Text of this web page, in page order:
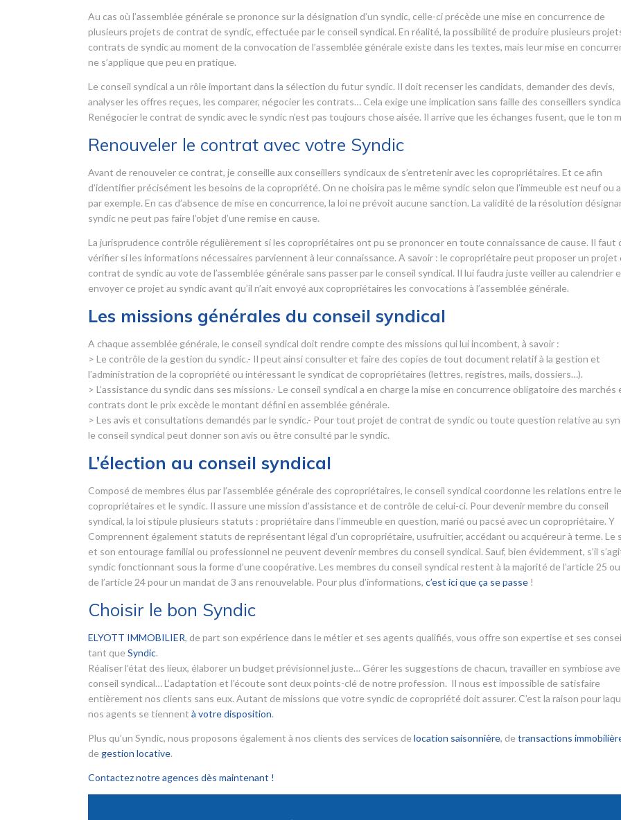
Au cas où l’assemblée générale se prononce sur la désignation d’un syndic, celle-ci précède une mise en concurrence de
plusieurs projets de contrat de syndic, effectuée par le conseil syndical. En réalité, la possibilité de produire plusieurs
contrats de syndic au moment de la convocation de l’assemblée générale existe dans les textes, mais leur mise en
ne s’applique que peu en pratique.
Le conseil syndical a un rôle important dans la sélection du futur syndic. Il doit recenser les candidats, demander des devis,
analyser les offres reçues, les comparer, négocier les contrats… Cela exige une implication sans faille des conseillers
Renégocier le contrat de syndic avec le syndic n’est pas toujours chose aisée. Il arrive que les échanges fusent, que le ton
Renouveler le contrat avec votre Syndic
Avant de renouveler ce contrat, je conseille aux conseillers syndicaux de s’entretenir avec les copropriétaires. Et ce afin
d’identifier précisément les besoins de la copropriété. On ne choisira pas le même syndic selon que l’immeuble est neuf ou
par exemple. En cas d’absence de mise en concurrence, la loi ne prévoit aucune sanction. La validité de la résolution
syndic ne peut pas faire l’objet d’une remise en cause.
La jurisprudence contrôle régulièrement si les copropriétaires ont pu se prononcer en toute connaissance de cause. Il faut
vérifier si les informations nécessaires parviennent à leur connaissance. A savoir : le copropriétaire peut proposer un projet
contrat de syndic au vote de l’assemblée générale sans passer par le conseil syndical. Il lui faudra juste veiller au calendrier
envoyer ce projet au syndic avant qu’il n’ait envoyé aux copropriétaires les convocations à l’assemblée générale.
Les missions générales du conseil syndical
A chaque assemblée générale, le conseil syndical doit rendre compte des missions qui lui incombent, à savoir :
> Le contrôle de la gestion du syndic.- Il peut ainsi consulter et faire des copies de tout document relatif à la gestion et
l’administration de la copropriété ou intéressant le syndicat de copropriétaires (lettres, registres, mails, dossiers…).
> L’assistance du syndic dans ses missions.- Le conseil syndical a en charge la mise en concurrence obligatoire des marchés
contrats dont le prix excède le montant défini en assemblée générale.
> Les avis et consultations demandés par le syndic.- Pour tout projet de contrat de syndic ou toute question relative au
le conseil syndical peut donner son avis ou être consulté par le syndic.
L’élection au conseil syndical
Composé de membres élus par l’assemblée générale des copropriétaires, le conseil syndical coordonne les relations entre
copropriétaires et le syndic. Il assure une mission d’assistance et de contrôle de celui-ci. Pour devenir membre du conseil
syndical, la loi stipule plusieurs statuts : propriétaire dans l’immeuble en question, marié ou pacsé avec un copropriétaire. Y
Comprennent également statuts de représentant légal d’un copropriétaire, usufruitier, accédant ou acquéreur à terme. Le
et son entourage familial ou professionnel ne peuvent devenir membres du conseil syndical. Sauf, bien évidemment, s’il
syndic fonctionnant sous la forme d’une coopérative. Les membres du conseil syndical restent à la majorité de l’article 25
de l’article 24 pour un mandat de 3 ans renouvelable. Pour plus d’informations, c’est ici que ça se passe !
Choisir le bon Syndic
ELYOTT IMMOBILIER, de part son expérience dans le métier et ses agents qualifiés, vous offre son expertise et ses
tant que Syndic.
Réaliser l’état des lieux, élaborer un budget prévisionnel juste… Gérer les suggestions de chacun, travailler en symbiose
conseil syndical… L’adaptation et l’écoute sont deux points-clé de notre profession. Il nous est impossible de satisfaire
entièrement nos clients sans eux. Autant de missions que votre syndic de copropriété doit assurer. C’est la raison pour
nos agents se tiennent à votre disposition.
Plus qu’un Syndic, nous proposons également à nos clients des services de location saisonnière, de transactions
de gestion locative.
Contactez notre agences dès maintenant !